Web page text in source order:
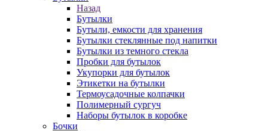
Назад
Бутылки
Бутыли, емкости для хранения
Бутылки стеклянные под напитки
Бутылки из темного стекла
Пробки для бутылок
Укупорки для бутылок
Этикетки на бутылки
Термоусадочные колпачки
Полимерный сургуч
Наборы бутылок в коробке
Бочки